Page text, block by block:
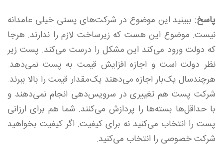
پاسخ: ببینید این موضوع در شرکت‌های پستی خیلی عامدانه
نیست. موضوع این هست که زیرساخت لازم را ندارند. هرجا
که دولت ورود می‌کند این مشکل را درست می‌کند. پست زیر
نظر دولت است و اجازه افزایش قیمت به پست نمی‌دهد.
هرچندسال یک‌بار اجازه می‌دهند یک‌مقدار قیمت را بالا ببرند.
شرکت پست هم تغییری در سرویس‌دهی انجام نمی‌دهند و
با حداقل‌ها بسته‌ها را پردازش می‌کنند. شما هم برای ارزانی
پست را انتخاب می‌کنید نه برای کیفیت. اگر کیفیت بخواهید
شرکت خصوصی را انتخاب می‌کنید.